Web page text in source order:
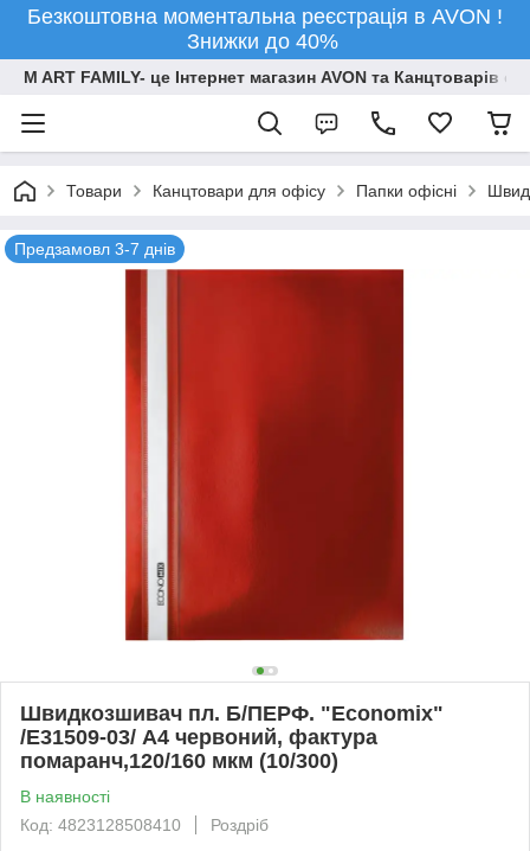
Безкоштовна моментальна реєстрація в AVON !
Знижки до 40%
M ART FAMILY- це Інтернет магазин AVON та Канцтоварів
Товари Канцтовари для офiсу Папки офісні
Предзамовл 3-7 днів
Швидкозшивач пл. Б/ПЕРФ. "Еconomix"
/E31509-03/ А4 червоний, фактура
помаранч,120/160 мкм (10/300)
В наявності
Код: 4823128508410
Роздріб